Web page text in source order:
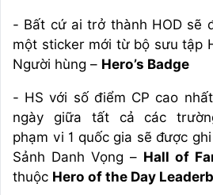
- Bất cứ ai trở thành HOD sẽ
một sticker mới từ bộ sưu tập
Người hùng – Hero’s Badge
- HS với số điểm CP cao
ngày giữa tất cả các
phạm vi 1 quốc gia sẽ được
Sảnh Danh Vọng – Hall of
thuộc Hero of the Day